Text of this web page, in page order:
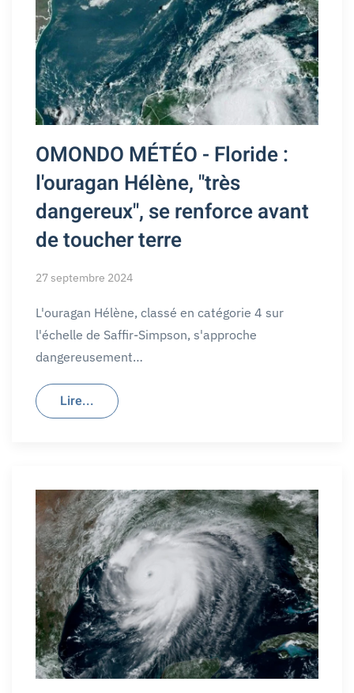
OMONDO MÉTÉO - Floride :
l'ouragan Hélène, "très
dangereux", se renforce avant
de toucher terre
27 septembre 2024
L'ouragan Hélène, classé en catégorie 4 sur
l'échelle de Saffir-Simpson, s'approche
dangereusement…
Lire...